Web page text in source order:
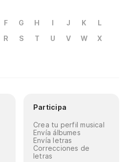
F G H I J K
L
R S T U V W
X
Participa
Crea tu perfil musical
Envía álbumes
Envía letras
Correcciones de
letras